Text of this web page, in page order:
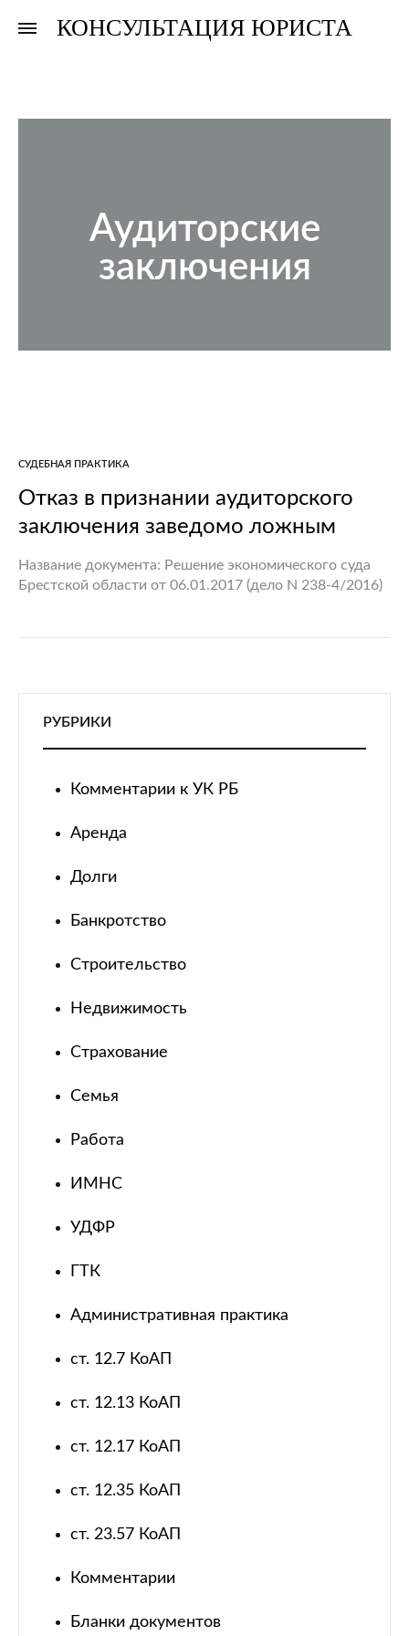
КОНСУЛЬТАЦИЯ ЮРИСТА
Аудиторские
заключения
СУДЕБНАЯ ПРАКТИКА
Отказ в признании аудиторского
заключения заведомо ложным
Название документа: Решение экономического суда
Брестской области от 06.01.2017 (дело N 238-4/2016)
РУБРИКИ
Комментарии к УК РБ
Аренда
Долги
Банкротство
Строительство
Недвижимость
Страхование
Семья
Работа
ИМНС
УДФР
ГТК
Административная практика
ст. 12.7 КоАП
ст. 12.13 КоАП
ст. 12.17 КоАП
ст. 12.35 КоАП
ст. 23.57 КоАП
Комментарии
Бланки документов